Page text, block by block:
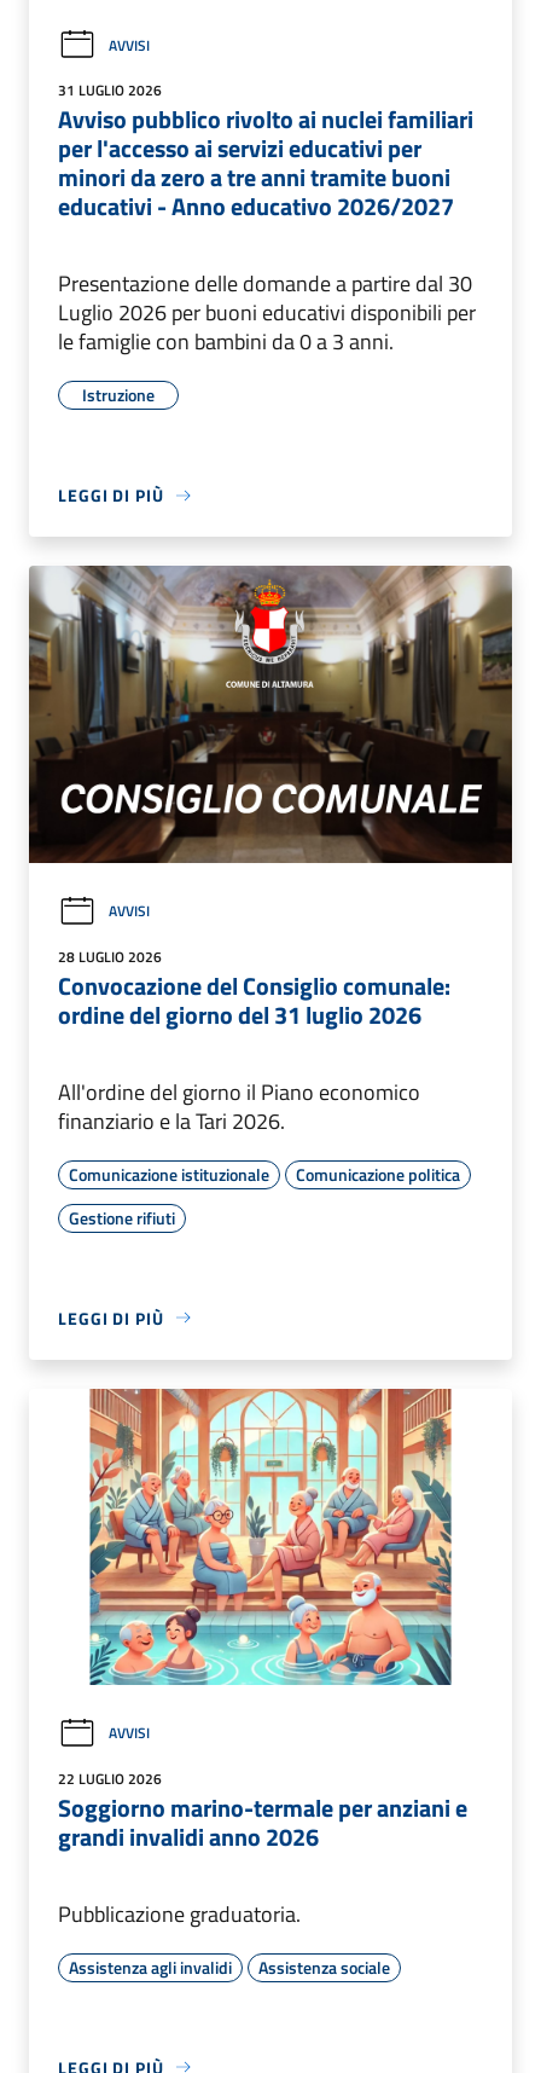
AVVISI
31 LUGLIO 2026
Avviso pubblico rivolto ai nuclei familiari
per l'accesso ai servizi educativi per
minori da zero a tre anni tramite buoni
educativi - Anno educativo 2026/2027
Presentazione delle domande a partire dal 30
Luglio 2026 per buoni educativi disponibili per
le famiglie con bambini da 0 a 3 anni.
Istruzione
LEGGI DI PIÙ
AVVISI
28 LUGLIO 2026
Convocazione del Consiglio comunale:
ordine del giorno del 31 luglio 2026
All'ordine del giorno il Piano economico
finanziario e la Tari 2026.
Comunicazione istituzionale
Comunicazione politica
Gestione rifiuti
LEGGI DI PIÙ
AVVISI
22 LUGLIO 2026
Soggiorno marino-termale per anziani e
grandi invalidi anno 2026
Pubblicazione graduatoria.
Assistenza agli invalidi Assistenza sociale
LEGGI DI PIÙ